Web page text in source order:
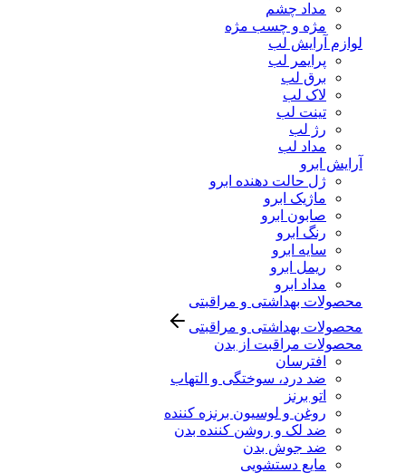
مداد چشم
مژه و چسب مژه
لوازم آرایش لب
پرایمر لب
برق لب
لاک لب
تینت لب
رژ لب
مداد لب
آرایش ابرو
ژل حالت دهنده ابرو
ماژیک ابرو
صابون ابرو
رنگ ابرو
سایه ابرو
ریمل ابرو
مداد ابرو
محصولات بهداشتی و مراقبتی
محصولات بهداشتی و مراقبتی
محصولات مراقبت از بدن
افترسان
ضد درد، سوختگی و التهاب
اتو برنز
روغن و لوسیون برنزه کننده
ضد لک و روشن کننده بدن
ضد جوش بدن
مایع دستشویی